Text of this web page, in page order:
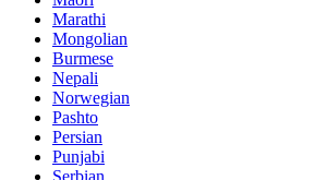
Marathi
Mongolian
Burmese
Nepali
Norwegian
Pashto
Persian
Punjabi